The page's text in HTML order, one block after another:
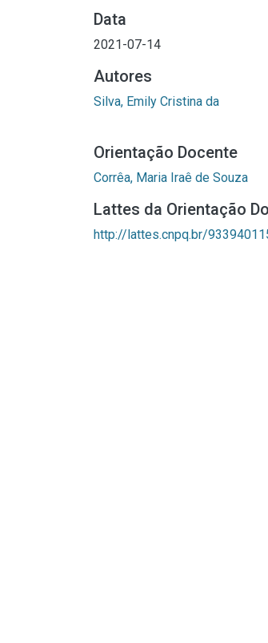
Data
2021-07-14
Autores
Silva, Emily Cristina da
Orientação Docente
Corrêa, Maria Iraê de Souza
Lattes da Orientação
http://lattes.cnpq.br/